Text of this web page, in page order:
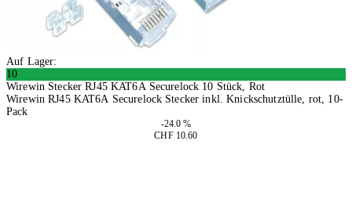
Auf Lager:
10
Wirewin Stecker RJ45 KAT6A Securelock 10 Stück, Rot
Wirewin RJ45 KAT6A Securelock Stecker inkl. Knickschutztülle, rot, 10-
Pack
-24.0 %
CHF 10.60